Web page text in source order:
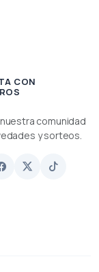
CON
comunidad
y sorteos.